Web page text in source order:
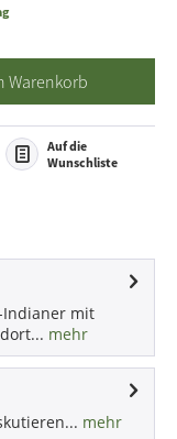
Warenkorb
Auf die
Wunschliste
Indianer mit
mehr
mehr